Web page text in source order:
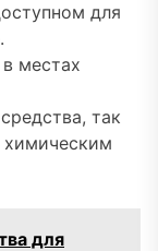
для
местах
так
для